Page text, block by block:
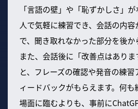
「言語の壁」や「恥ずかしさ」
人で気軽に練習でき、会話の内
で、聞き取れなかった部分を後か
また、会話後に「改善点はありま
と、フレーズの確認や発音の練
ィードバックがもらえます。何
場面に臨むよりも、事前に